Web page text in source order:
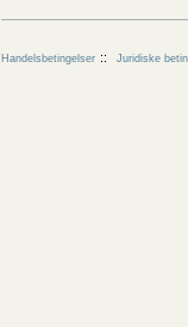
Handelsbetingelser Juridiske